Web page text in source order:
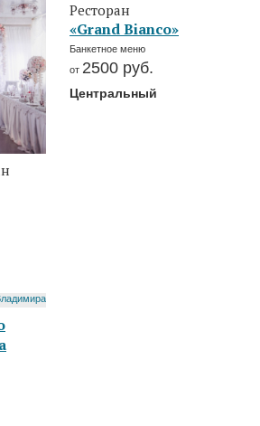
Ресторан
«Grand Bianco»
Банкетное меню
от 2500 руб.
Центральный